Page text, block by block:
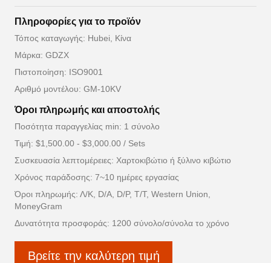
Πληροφορίες για το προϊόν
Τόπος καταγωγής: Hubei, Κίνα
Μάρκα: GDZX
Πιστοποίηση: ISO9001
Αριθμό μοντέλου: GM-10KV
Όροι πληρωμής και αποστολής
Ποσότητα παραγγελίας min: 1 σύνολο
Τιμή: $1,500.00 - $3,000.00 / Sets
Συσκευασία λεπτομέρειες: Χαρτοκιβώτιο ή ξύλινο κιβώτιο
Χρόνος παράδοσης: 7~10 ημέρες εργασίας
Όροι πληρωμής: Λ/Κ, D/A, D/P, T/T, Western Union,
MoneyGram
Δυνατότητα προσφοράς: 1200 σύνολο/σύνολα το χρόνο
Βρείτε την καλύτερη τιμή